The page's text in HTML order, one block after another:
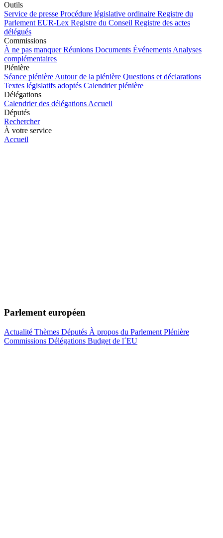
Outils
Service de presse Procédure législative ordinaire Registre du
Parlement EUR-Lex Registre du Conseil Registre des actes
délégués
Commissions
À ne pas manquer Réunions Documents Événements Analyses
complémentaires
Plénière
Séance plénière Autour de la plénière Questions et déclarations
Textes législatifs adoptés Calendrier plénière
Délégations
Calendrier des délégations Accueil
Députés
Rechercher
À votre service
Accueil
Parlement européen
Actualité Thèmes Députés À propos du Parlement Plénière
Commissions Délégations Budget de l´EU